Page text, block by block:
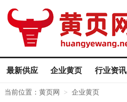
最新供应 企业黄页 行业资讯
当前位置： 黄页网 > 企业黄页